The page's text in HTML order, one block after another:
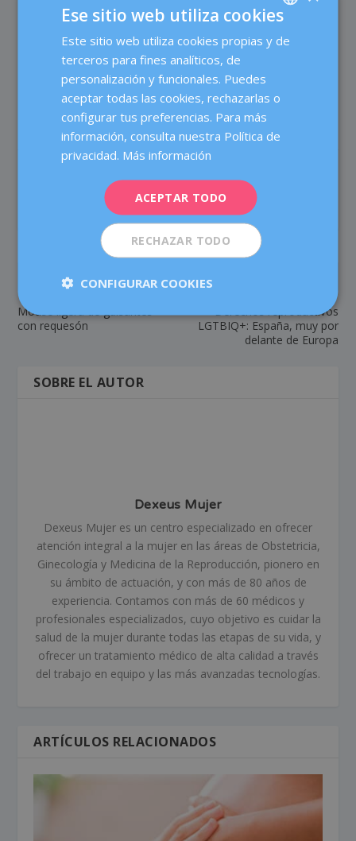
definitivo.
Esperamos que este post te haya gustado y te ayude a
conocer un poquito más a tu bebé.
ANTERIOR
Mouse ligera de guisantes
con requesón
Derechos reproductivos
LGTBIQ+: España, muy por
delante de Europa
SOBRE EL AUTOR
Dexeus Mujer
Dexeus Mujer es un centro especializado en ofrecer
atención integral a la mujer en las áreas de Obstetricia,
Ginecología y Medicina de la Reproducción, pionero en
su ámbito de actuación, y con más de 80 años de
experiencia. Contamos con más de 60 médicos y
profesionales especializados, cuyo objetivo es cuidar la
salud de la mujer durante todas las etapas de su vida, y
ofrecer un tratamiento médico de alta calidad a través
del trabajo en equipo y las más avanzadas tecnologías.
ARTÍCULOS RELACIONADOS
SPANISH
Ese sitio web utiliza cookies
Este sitio web utiliza cookies propias y de
terceros para fines analíticos, de
personalización y funcionales. Puedes
aceptar todas las cookies, rechazarlas o
configurar tus preferencias. Para más
información, consulta nuestra Política de
privacidad. Más información
ACEPTAR TODO
RECHAZAR TODO
CONFIGURAR COOKIES